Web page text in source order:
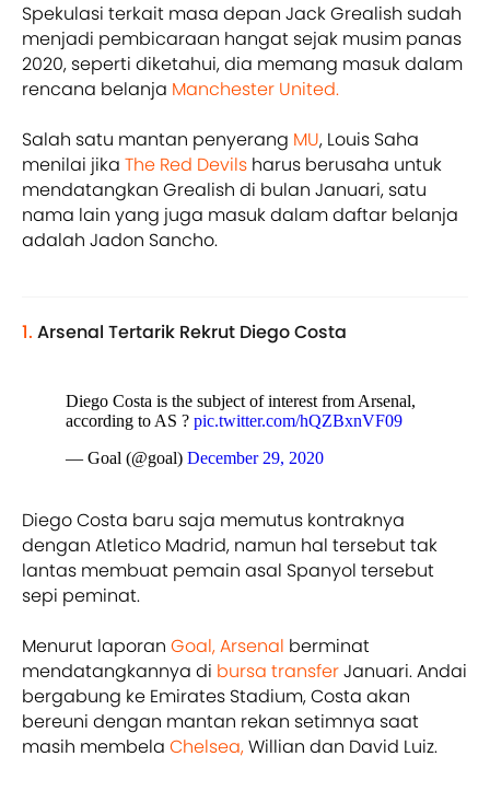
Spekulasi terkait masa depan Jack Grealish sudah
menjadi pembicaraan hangat sejak musim panas
2020, seperti diketahui, dia memang masuk dalam
rencana belanja Manchester United.
Salah satu mantan penyerang MU, Louis Saha
menilai jika The Red Devils harus berusaha untuk
mendatangkan Grealish di bulan Januari, satu
nama lain yang juga masuk dalam daftar belanja
adalah Jadon Sancho.
1. Arsenal Tertarik Rekrut Diego Costa
Diego Costa is the subject of interest from Arsenal,
according to AS ? pic.twitter.com/hQZBxnVF09
— Goal (@goal) December 29, 2020
Diego Costa baru saja memutus kontraknya
dengan Atletico Madrid, namun hal tersebut tak
lantas membuat pemain asal Spanyol tersebut
sepi peminat.
Menurut laporan Goal,Arsenal berminat
mendatangkannya di bursa transferJanuari. Andai
bergabung ke Emirates Stadium, Costa akan
bereuni dengan mantan rekan setimnya saat
masih membela Chelsea,Willian dan David Luiz.